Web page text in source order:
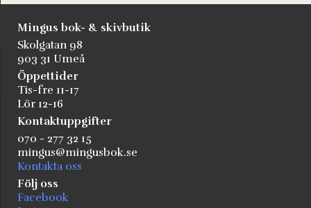
Mingus bok- & skivbutik
Skolgatan 98
903 31 Umeå
Öppettider
Tis-fre 11-17
Lör 12-16
Kontaktuppgifter
070 - 277 32 15
mingus@mingusbok.se
Kontakta oss
Följ oss
Facebook